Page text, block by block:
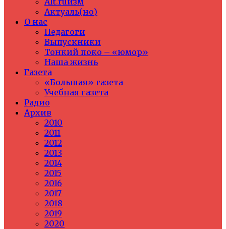
Актуаль(но)
О нас
Педагоги
Выпускники
Тонкий поко – «юмор»
Наша жизнь
Газета
«Большая» газета
Учебная газета
Радио
Архив
2010
2011
2012
2013
2014
2015
2016
2017
2018
2019
2020